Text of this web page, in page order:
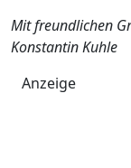
Mit freundlichen
Konstantin Kuhle
Anzeige